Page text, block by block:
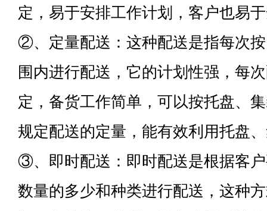
定，易于安排工作计划，客户也易
②、定量配送：这种配送是指每次
围内进行配送，它的计划性强，每
定，备货工作简单，可以按托盘、
规定配送的定量，能有效利用托盘
③、即时配送：即时配送是根据客
数量的多少和种类进行配送，这种